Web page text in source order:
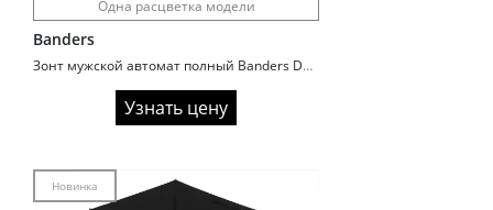
Одна расцветка модели
Banders
Зонт мужской автомат полный Banders D2101 с прямой ручкой
Узнать цену
Новинка